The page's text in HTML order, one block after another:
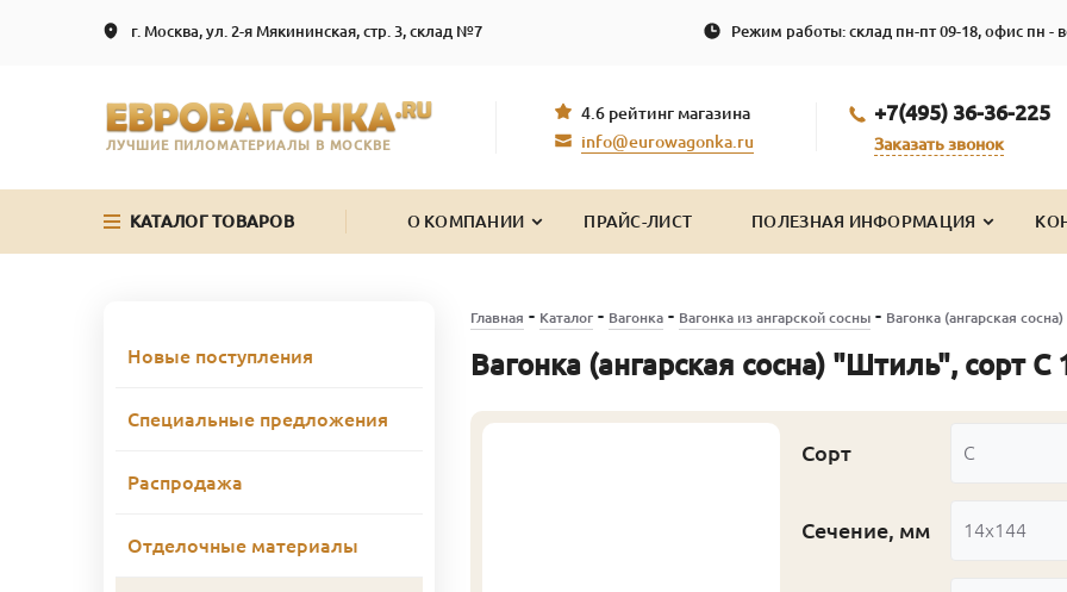
г. Москва, ул. 2-я Мякининская, стр. 3, склад №7 Режим работы: склад пн-пт 09-18, офис пн -
ЛУЧШИЕ ПИЛОМАТЕРИАЛЫ В МОСКВЕ
4.6 рейтинг магазина
info@eurowagonka.ru
+7(495) 36-36-225
Заказать звонок
КАТАЛОГ ТОВАРОВ О КОМПАНИИ ПРАЙС-ЛИСТ ПОЛЕЗНАЯ ИНФОРМАЦИЯ
Главная - Каталог- Вагонка- Вагонка из ангарской сосны- Вагонка (ангарская
Вагонка (ангарская сосна) "Штиль", сорт
Сорт С
Сечение, мм 14x144
Новые поступления
Специальные предложения
Распродажа
Отделочные материалы